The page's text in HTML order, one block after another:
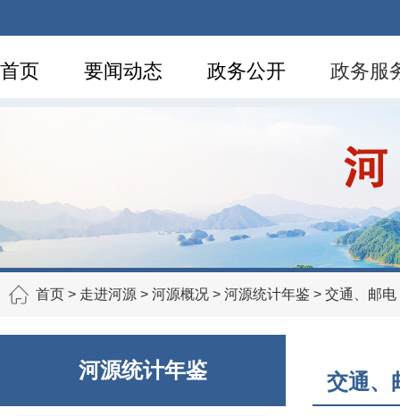
首页 要闻动态 政务公开 政务服
首页 > 走进河源 > 河源概况 > 河源统计年鉴 > 交通、邮电
河源统计年鉴 交通、